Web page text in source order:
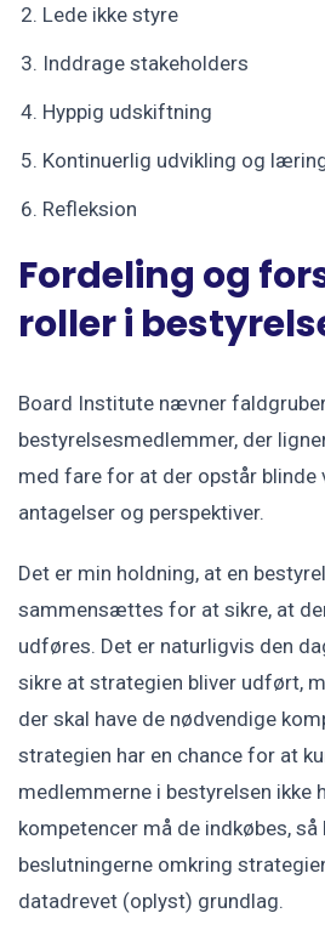
Lede ikke styre
Inddrage stakeholders
Hyppig udskiftning
Kontinuerlig udvikling og
Refleksion
Fordeling og
roller i
Board Institute nævner
bestyrelsesmedlemmer, der
med fare for at der opstår blinde
antagelser og perspektiver.
Det er min holdning, at en
sammensættes for at sikre, at
udføres. Det er naturligvis den
sikre at strategien bliver udført,
der skal have de nødvendige
strategien har en chance for at
medlemmerne i bestyrelsen ikke
kompetencer må de indkøbes,
beslutningerne omkring
datadrevet (oplyst) grundlag.